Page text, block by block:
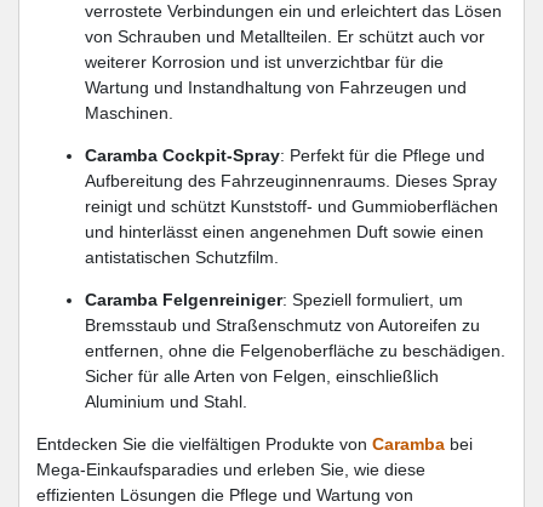
verrostete Verbindungen ein und erleichtert das Lösen
von Schrauben und Metallteilen. Er schützt auch vor
weiterer Korrosion und ist unverzichtbar für die
Wartung und Instandhaltung von Fahrzeugen und
Maschinen.
Caramba Cockpit-Spray: Perfekt für die Pflege und
Aufbereitung des Fahrzeuginnenraums. Dieses Spray
reinigt und schützt Kunststoff- und Gummioberflächen
und hinterlässt einen angenehmen Duft sowie einen
antistatischen Schutzfilm.
Caramba Felgenreiniger: Speziell formuliert, um
Bremsstaub und Straßenschmutz von Autoreifen zu
entfernen, ohne die Felgenoberfläche zu beschädigen.
Sicher für alle Arten von Felgen, einschließlich
Aluminium und Stahl.
Entdecken Sie die vielfältigen Produkte von Caramba bei
Mega-Einkaufsparadies und erleben Sie, wie diese
effizienten Lösungen die Pflege und Wartung von